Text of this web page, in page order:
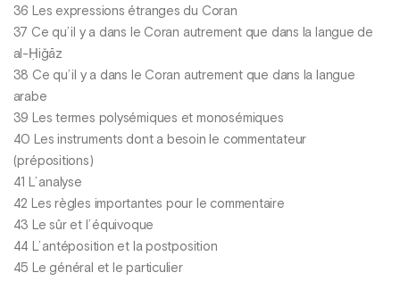
36 Les expressions étranges du Coran
37 Ce qu’ il y a dans le Coran autrement que dans la langue de
al-Ḥiğāz
38 Ce qu’ il y a dans le Coran autrement que dans la langue
arabe
39 Les termes polysémiques et monosémiques
40 Les instruments dont a besoin le commentateur
(prépositions)
41 L’ analyse
42 Les règles importantes pour le commentaire
43 Le sûr et l’ équivoque
44 L’ antéposition et la postposition
45 Le général et le particulier